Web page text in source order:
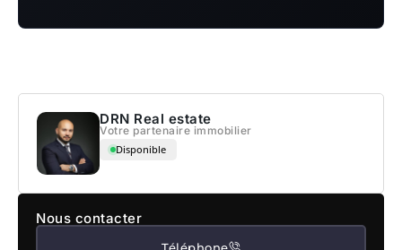
DRN Real estate
Votre partenaire immobilier
Disponible
Nous contacter
Téléphone